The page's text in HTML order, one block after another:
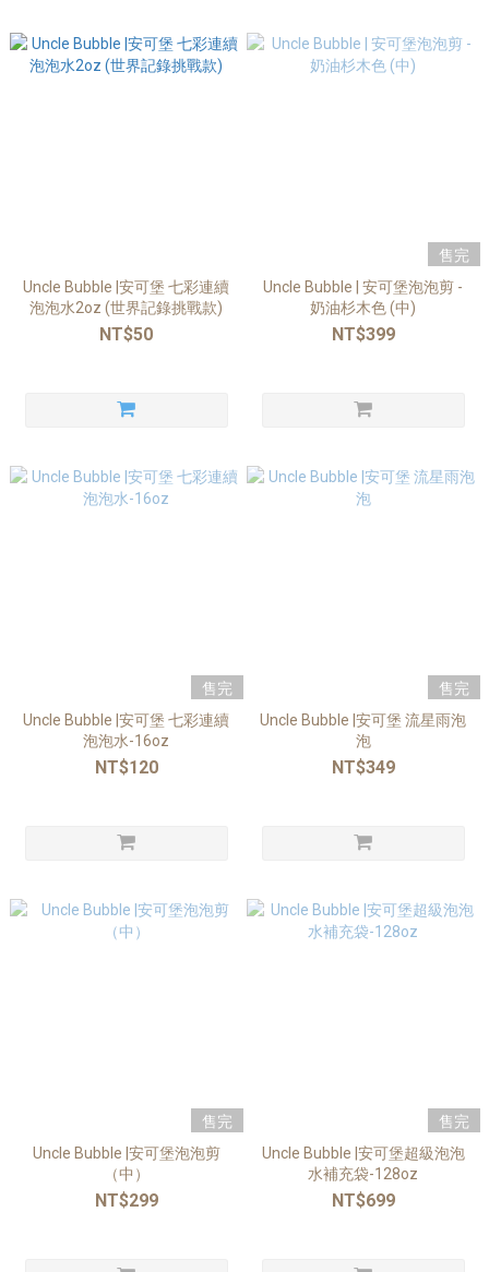
Uncle Bubble |安可堡 七彩連續
泡泡水2oz (世界記錄挑戰款)
NT$50
售完
Uncle Bubble | 安可堡泡泡剪 -
奶油杉木色 (中)
NT$399
售完
Uncle Bubble |安可堡 七彩連續
泡泡水-16oz
NT$120
售完
Uncle Bubble |安可堡 流星雨泡
泡
NT$349
售完
Uncle Bubble |安可堡泡泡剪
（中）
NT$299
售完
Uncle Bubble |安可堡超級泡泡
水補充袋-128oz
NT$699